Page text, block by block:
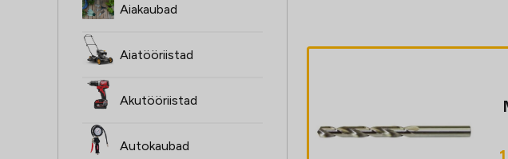
Aiakaubad
Aiatööriistad
Akutööriistad
Autokaubad
n Nilfisk SW250
x 86mm HSS